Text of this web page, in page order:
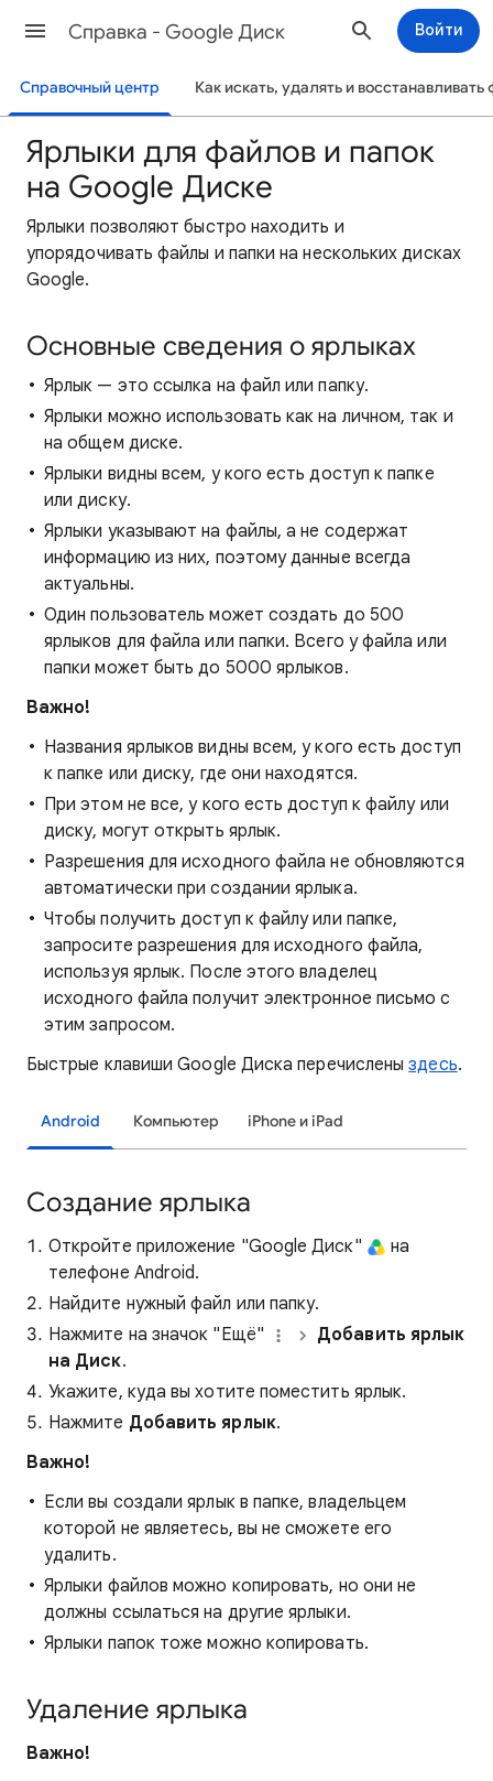
Cправка - Google Диск Войти
Справочный центр Как искать, удалять и
Ярлыки для файлов и папок
на Google Диске
Ярлыки позволяют быстро находить и
упорядочивать файлы и папки на нескольких дисках
Google.
Основные сведения о ярлыках
Ярлык — это ссылка на файл или папку.
Ярлыки можно использовать как на личном, так и
на общем диске.
Ярлыки видны всем, у кого есть доступ к папке
или диску.
Ярлыки указывают на файлы, а не содержат
информацию из них, поэтому данные всегда
актуальны.
Один пользователь может создать до 500
ярлыков для файла или папки. Всего у файла или
папки может быть до 5000 ярлыков.
Важно!
Названия ярлыков видны всем, у кого есть доступ
к папке или диску, где они находятся.
При этом не все, у кого есть доступ к файлу или
диску, могут открыть ярлык.
Разрешения для исходного файла не обновляются
автоматически при создании ярлыка.
Чтобы получить доступ к файлу или папке,
запросите разрешения для исходного файла,
используя ярлык. После этого владелец
исходного файла получит электронное письмо с
этим запросом.
Быстрые клавиши Google Диска перечисленыздесь.
Android Компьютер iPhone и iPad
Создание ярлыка
Откройте приложение "Google Диск"
на
телефоне Android.
Найдите нужный файл или папку.
Нажмите на значок "Ещё"
Добавить ярлык
на Диск.
Укажите, куда вы хотите поместить ярлык.
Нажмите Добавить ярлык.
Важно!
Если вы создали ярлык в папке, владельцем
которой не являетесь, вы не сможете его
удалить.
Ярлыки файлов можно копировать, но они не
должны ссылаться на другие ярлыки.
Ярлыки папок тоже можно копировать.
Удаление ярлыка
Важно!